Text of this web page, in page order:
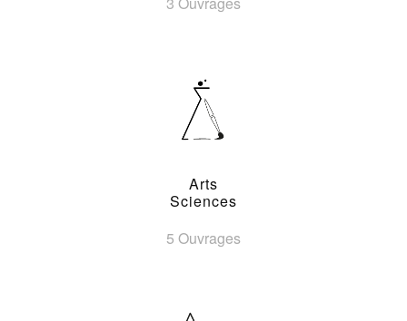
Arts
Sciences
5 Ouvrages